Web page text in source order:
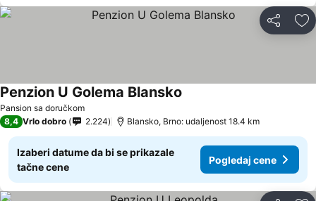
Deli
Pansion sa doručkom
Penzion U Golema Blansko
8,4 Vrlo dobro 2.224 Blansko, Brno: udaljenost 18.4 km
Izaberi datume da bi se prikazale
tačne cene
Pogledaj cene